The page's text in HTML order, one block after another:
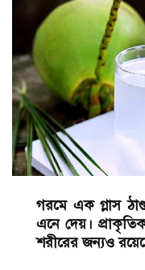
গরমে এক গ্লাস
এনে দেয়।
শরীরের জন্যও